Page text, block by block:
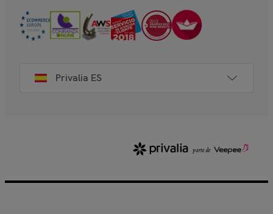
Privalia ES